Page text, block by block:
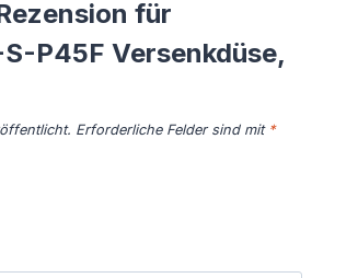
für
P45F Versenkdüse,
Erforderliche Felder sind mit *